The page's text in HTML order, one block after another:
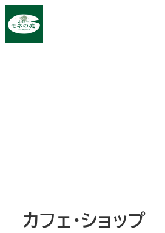
イ
ン
カフェ・ショップ